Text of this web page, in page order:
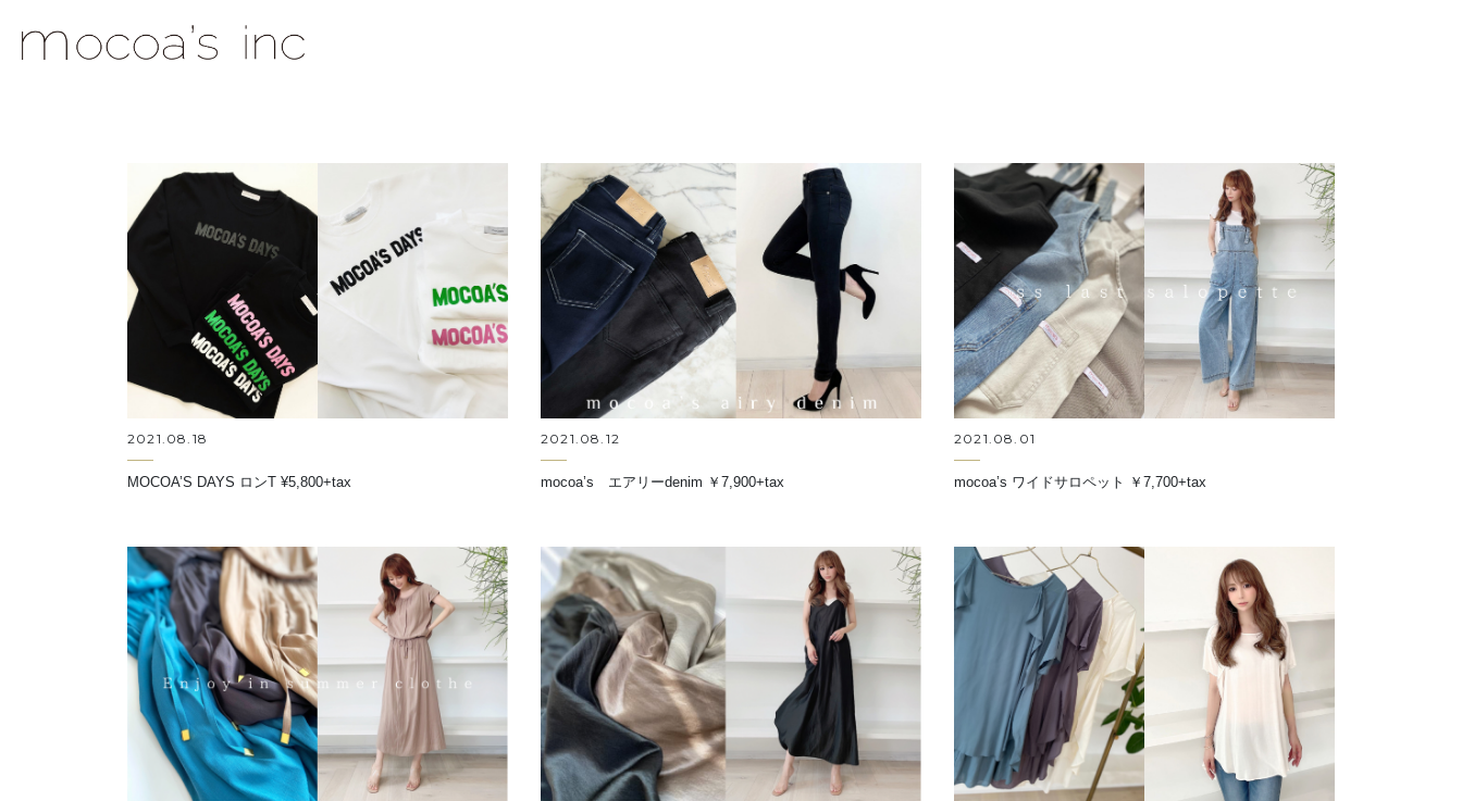
2021.08.18
MOCOA’S DAYS ロンT ¥5,800+tax
2021.08.12
mocoa’s エアリーdenim ￥7,900+tax
2021.08.01
mocoa’s ワイドサロペット ￥7,700+tax